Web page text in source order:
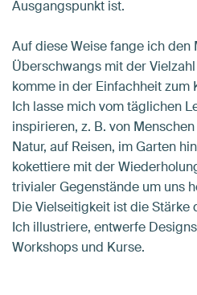
Ausgangspunkt ist.
Auf diese Weise fange ich den
Überschwangs mit der
komme in der Einfachheit zum
Ich lasse mich vom täglichen
inspirieren, z. B. von
Natur, auf Reisen, im Garten
kokettiere mit der
trivialer Gegenstände um uns
Die Vielseitigkeit ist die Stärke
Ich illustriere, entwerfe
Workshops und Kurse.